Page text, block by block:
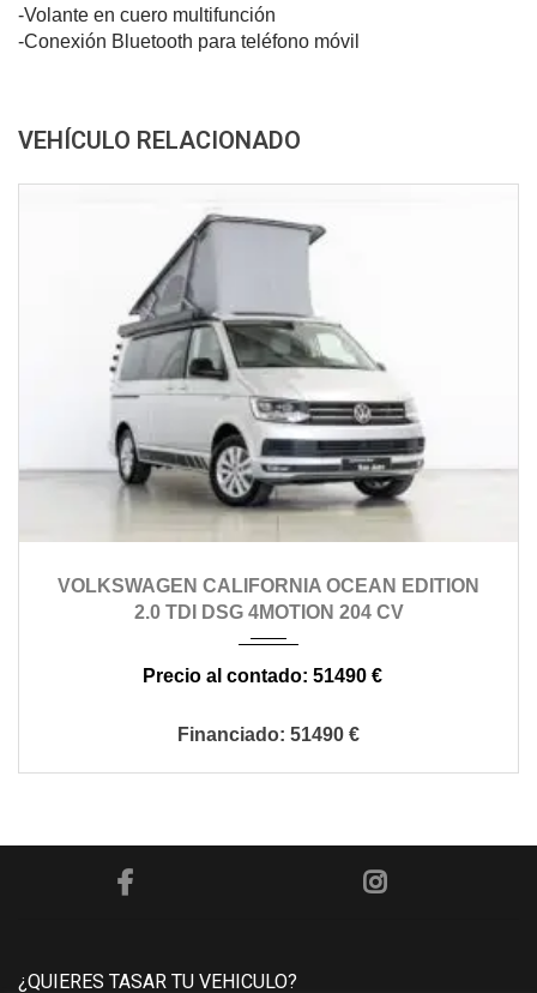
-Volante en cuero multifunción
-Conexión Bluetooth para teléfono móvil
VEHÍCULO RELACIONADO
VOLKSWAGEN CALIFORNIA OCEAN EDITION
2.0 TDI DSG 4MOTION 204 CV
51490 €
51490 €
¿QUIERES TASAR TU VEHICULO?